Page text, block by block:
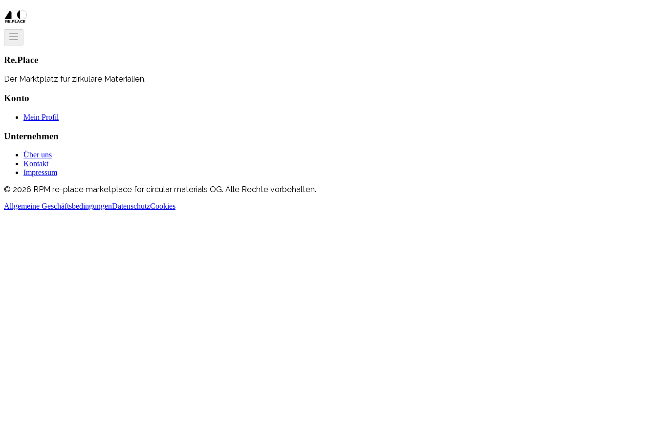
Re.Place
Der Marktplatz für zirkuläre Materialien.
Konto
Mein Profil
Unternehmen
Über uns
Kontakt
Impressum
© 2026 RPM re-place marketplace for circular materials OG. Alle Rechte vorbehalten.
Allgemeine GeschäftsbedingungenDatenschutzCookies